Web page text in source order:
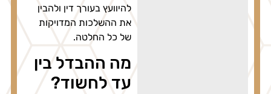
להיוועץ בעורך דין ולהבין
את ההשלכות המדויקות
של כל החלטה.
מה ההבדל בין
עד לחשוד?